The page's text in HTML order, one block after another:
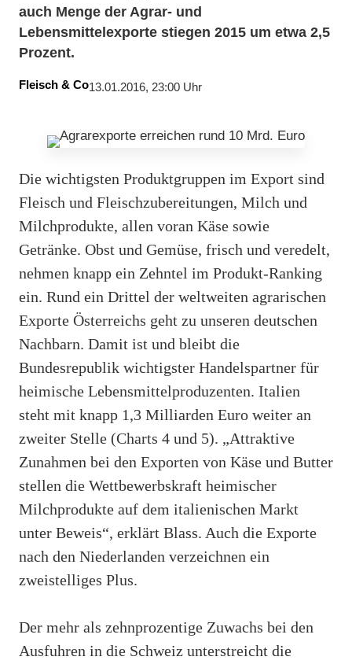
auch Menge der Agrar- und
Lebensmittelexporte stiegen 2015 um etwa 2,5
Prozent.
Fleisch & Co13.01.2016, 23:00 Uhr
Die wichtigsten Produktgruppen im Export sind
Fleisch und Fleischzubereitungen, Milch und
Milchprodukte, allen voran Käse sowie
Getränke. Obst und Gemüse, frisch und veredelt,
nehmen knapp ein Zehntel im Produkt-Ranking
ein. Rund ein Drittel der weltweiten agrarischen
Exporte Österreichs geht zu unseren deutschen
Nachbarn. Damit ist und bleibt die
Bundesrepublik wichtigster Handelspartner für
heimische Lebensmittelproduzenten. Italien
steht mit knapp 1,3 Milliarden Euro weiter an
zweiter Stelle (Charts 4 und 5). „Attraktive
Zunahmen bei den Exporten von Käse und Butter
stellen die Wettbewerbskraft heimischer
Milchprodukte auf dem italienischen Markt
unter Beweis“, erklärt Blass. Auch die Exporte
nach den Niederlanden verzeichnen ein
zweistelliges Plus.
Der mehr als zehnprozentige Zuwachs bei den
Ausfuhren in die Schweiz unterstreicht die